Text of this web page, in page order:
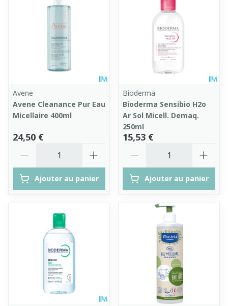
Avene
Avene Cleanance Pur Eau
Micellaire 400ml
24,50 €
Ajouter au panier
Bioderma
Bioderma Sensibio H2o
Ar Sol Micell. Demaq.
250ml
15,53 €
Ajouter au panier